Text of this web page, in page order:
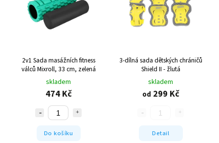
Nejprodávanější
Abecedně
2v1 Sada masážních fitness
válců Mixroll, 33 cm, zelená
skladem
474 Kč
Do košíku
3-dílná sada dětských chráničů
Shield II - žlutá
skladem
od 299 Kč
Detail